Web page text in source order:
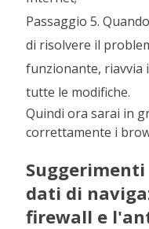
Passaggio 5.
di risolvere il
funzionante, riavvia
tutte le modifiche.
Quindi ora sarai in
correttamente i
dati di
firewall e